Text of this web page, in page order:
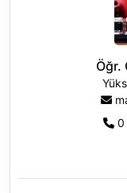
Öğr.
0